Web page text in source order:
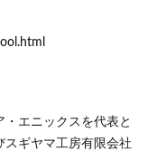
エニックスを代表と
スギヤマ工房有限会社